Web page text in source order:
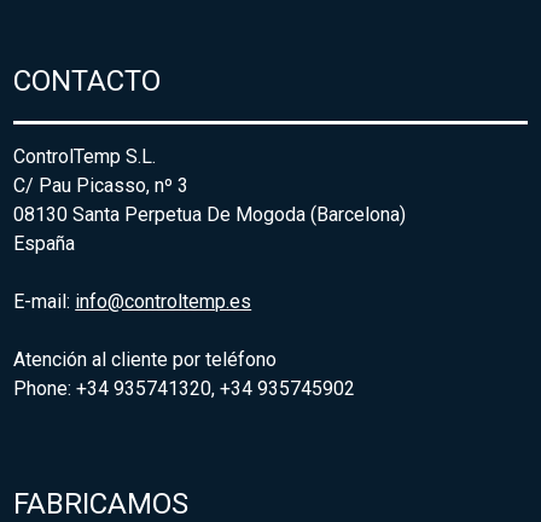
CONTACTO
ControlTemp S.L.
C/ Pau Picasso, nº 3
08130 Santa Perpetua De Mogoda (Barcelona)
España
E-mail: info@controltemp.es
Atención al cliente por teléfono
Phone: +34 935741320, +34 935745902
FABRICAMOS